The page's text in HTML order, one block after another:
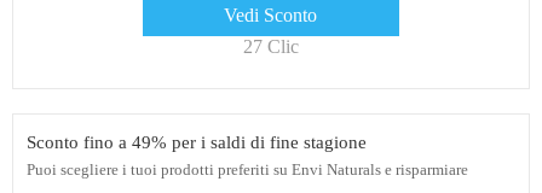
Vedi Sconto
27 Clic
Sconto fino a 49% per i saldi di fine stagione
Puoi scegliere i tuoi prodotti preferiti su Envi Naturals e risparmiare